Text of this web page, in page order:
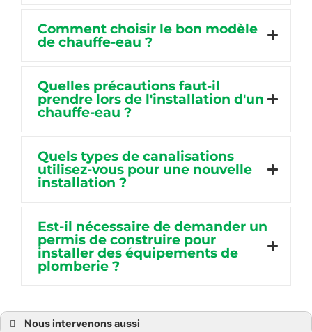
Comment choisir le bon modèle
de chauffe-eau ?
Quelles précautions faut-il
prendre lors de l'installation d'un
chauffe-eau ?
Quels types de canalisations
utilisez-vous pour une nouvelle
installation ?
Est-il nécessaire de demander un
permis de construire pour
installer des équipements de
plomberie ?
Nous intervenons aussi